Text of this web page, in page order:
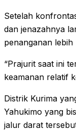
Setelah
dan jenazahnya
penanganan lebih
“Prajurit saat ini
keamanan relatif
Distrik Kurima
Yahukimo yang
jalur darat